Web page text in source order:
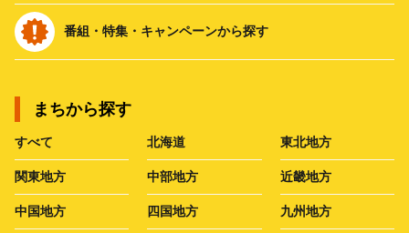
番組・特集・キャンペーンから探す
まちから探す
すべて 北海道 東北地方
関東地方 中部地方 近畿地方
中国地方 四国地方 九州地方